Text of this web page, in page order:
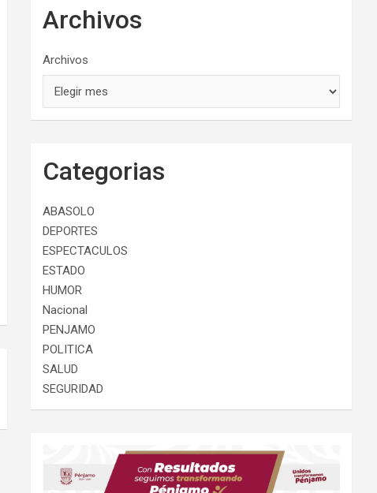
Archivos
Archivos
Categorias
ABASOLO
DEPORTES
ESPECTACULOS
ESTADO
HUMOR
Nacional
PENJAMO
POLITICA
SALUD
SEGURIDAD